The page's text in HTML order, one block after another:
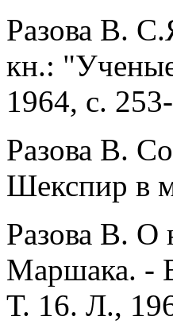
Разова В.
кн.:
1964, с.
Разова В.
Шекспир в
Разова В. О
Маршака. -
Т. 16. Л.,